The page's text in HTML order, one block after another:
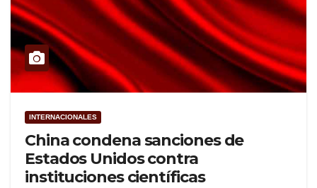
INTERNACIONALES
China condena sanciones de
Estados Unidos contra
instituciones científicas